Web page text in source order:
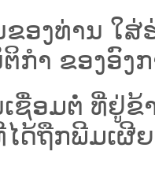
ອງທ່ານ ໃສ່
ກຳ ຂອງອົງ
ຊື່ອມຕໍ່ ທີ່ຢູ່ຂ້
ດ້ຖືກພີມເຜີ